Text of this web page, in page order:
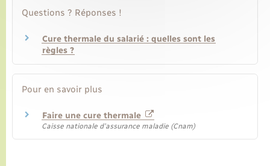
Questions ? Réponses !
Cure thermale du salarié : quelles sont les
règles ?
Pour en savoir plus
Faire une cure thermale
Caisse nationale d'assurance maladie (Cnam)